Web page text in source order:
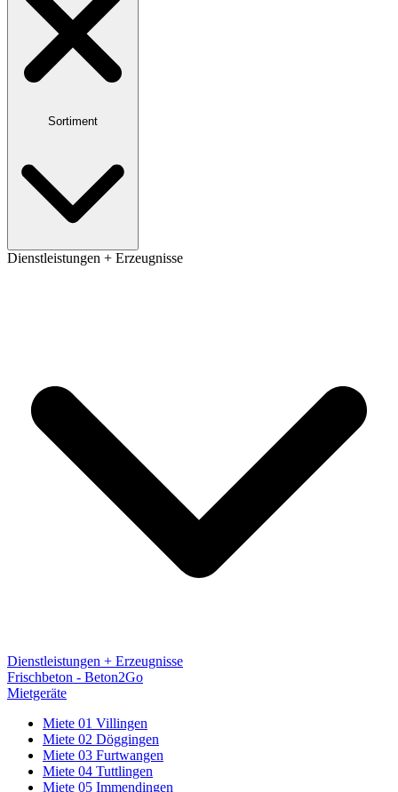
Sortiment
Dienstleistungen + Erzeugnisse
Dienstleistungen + Erzeugnisse
Frischbeton - Beton2Go
Mietgeräte
Miete 01 Villingen
Miete 02 Döggingen
Miete 03 Furtwangen
Miete 04 Tuttlingen
Miete 05 Immendingen